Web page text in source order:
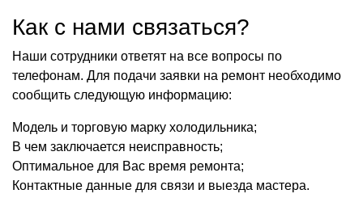
Как с нами связаться?
Наши сотрудники ответят на все вопросы по
телефонам. Для подачи заявки на ремонт необходимо
сообщить следующую информацию:
Модель и торговую марку холодильника;
В чем заключается неисправность;
Оптимальное для Вас время ремонта;
Контактные данные для связи и выезда мастера.